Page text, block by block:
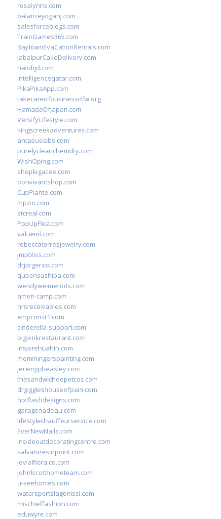
roselynns.com
balanceyoganj.com
salesforceblogs.com
TrainGames365.com
BaytownEvaCationRentals.com
JabalpurCakeDelivery.com
halobjd.com
intelligenceqatar.com
PikaPikaApp.com
takecareofbusinessdfw.org
HamadaOfJapan.com
VersifyLifestyle.com
kingscreekadventures.com
antaeuslabs.com
purelycleanchemdry.com
WishOping.com
shoplegacee.com
bonvivantshop.com
CupPlante.com
mpzin.com
stcreal.com
PopUpFlea.com
valueml.com
rebeccatorresjewelry.com
jmpbliss.com
drjorgerico.com
queensushipa.com
wendyweimerdds.com
ameri-camp.com
hrsreceivables.com
empconst1.com
cinderella-support.com
bigpinkrestaurant.com
inspirehuahin.com
memmingerspainting.com
jeremypbeasley.com
thesandwichdepotcos.com
drgiggleshouseofpain.com
hotflashdesigns.com
garagenadeau.com
lifestylechauffeurservice.com
EverNewNails.com
insideoutdecoratingcentre.com
salvatoresinpoint.com
jovialfloralco.com
johnlscotthometeam.com
u-seehomes.com
watersportslagonissi.com
mischieffashion.com
eduwyre.com